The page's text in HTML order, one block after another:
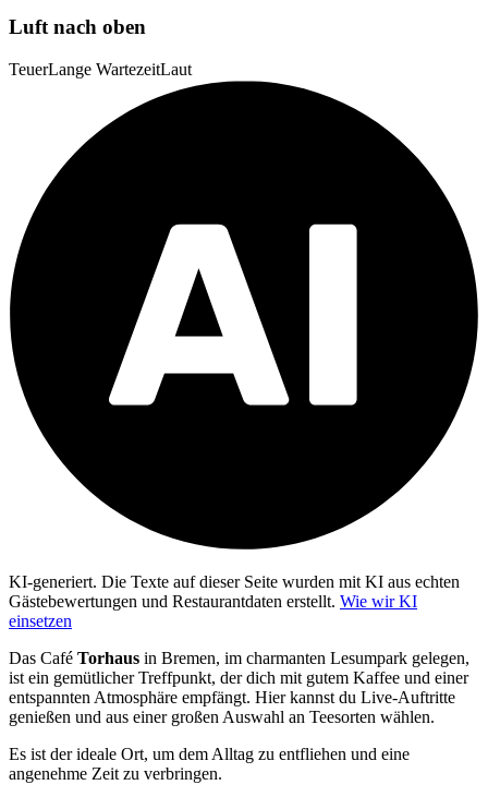
Luft nach oben
TeuerLange WartezeitLaut
KI-generiert. Die Texte auf dieser Seite wurden mit KI aus echten
Gästebewertungen und Restaurantdaten erstellt. Wie wir KI
einsetzen
Das Café Torhaus in Bremen, im charmanten Lesumpark gelegen,
ist ein gemütlicher Treffpunkt, der dich mit gutem Kaffee und einer
entspannten Atmosphäre empfängt. Hier kannst du Live-Auftritte
genießen und aus einer großen Auswahl an Teesorten wählen.
Es ist der ideale Ort, um dem Alltag zu entfliehen und eine
angenehme Zeit zu verbringen.